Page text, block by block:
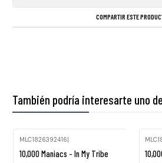
COMPARTIR ESTE
También podría interesarte uno
MLC1826392416|
10,000 Maniacs - In My Tribe